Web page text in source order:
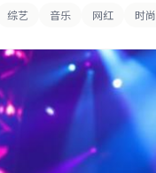
综艺 音乐 网红 时尚